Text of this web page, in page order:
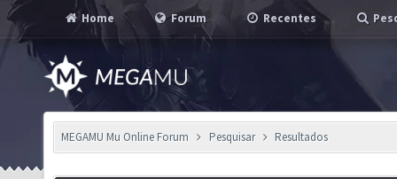
Home Forum Recentes
MEGAMU Mu Online Forum Pesquisar Resultados